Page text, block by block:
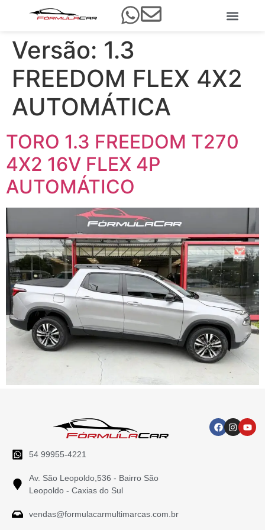
Versão: 1.3
FREEDOM FLEX 4X2
AUTOMÁTICA
TORO 1.3 FREEDOM T270
4X2 16V FLEX 4P
AUTOMÁTICO
54 99955-4221
Av. São Leopoldo,536 - Bairro São
Leopoldo - Caxias do Sul
vendas@formulacarmultimarcas.com.br